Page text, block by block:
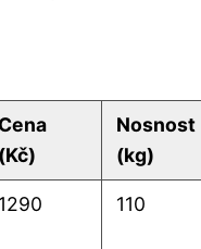
Cena
(Kč)
Nosnost
(kg)
1290 110